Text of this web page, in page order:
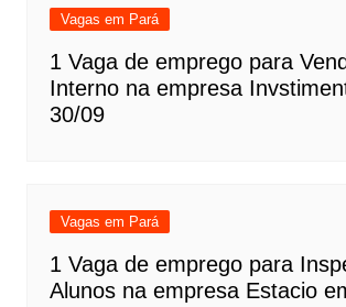
Vagas em Pará
1 Vaga de emprego para
Interno na empresa
30/09
Vagas em Pará
1 Vaga de emprego para
Alunos na empresa Estacio